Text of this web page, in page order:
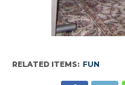
RELATED ITEMS: FUN